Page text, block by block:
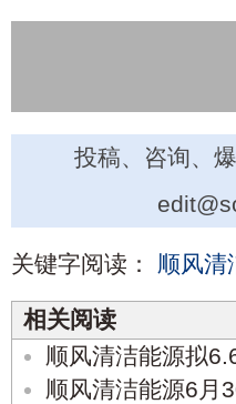
投稿、咨询、
关键字阅读： 顺风清
相关阅读
顺风清洁能源拟
顺风清洁能源6月